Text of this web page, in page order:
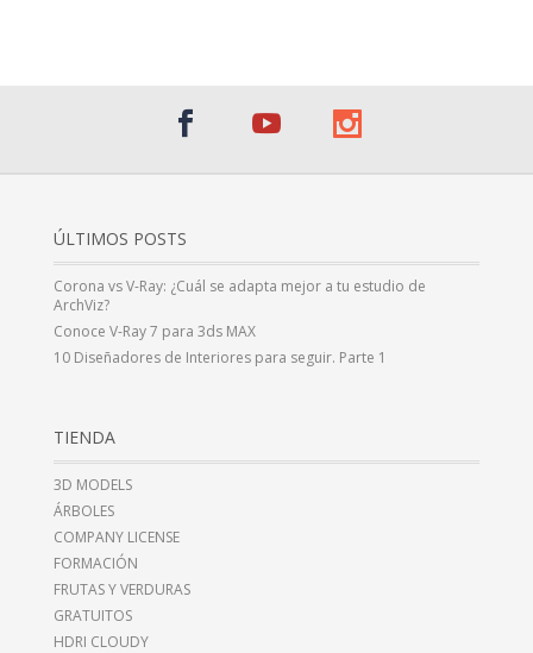
ÚLTIMOS POSTS
Corona vs V-Ray: ¿Cuál se adapta mejor a tu estudio de
ArchViz?
Conoce V-Ray 7 para 3ds MAX
10 Diseñadores de Interiores para seguir. Parte 1
TIENDA
3D MODELS
ÁRBOLES
COMPANY LICENSE
FORMACIÓN
FRUTAS Y VERDURAS
GRATUITOS
HDRI CLOUDY